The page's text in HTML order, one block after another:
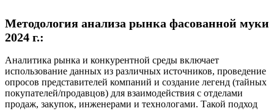
Методология анализа рынка фасованной муки
2024 г.:
Аналитика рынка и конкурентной среды включает
использование данных из различных источников, проведение
опросов представителей компаний и создание легенд (тайных
покупателей/продавцов) для взаимодействия с отделами
продаж, закупок, инженерами и технологами. Такой подход